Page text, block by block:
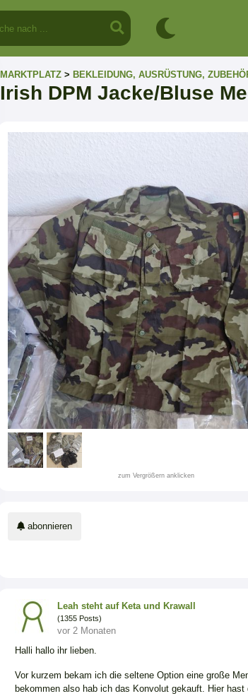
MARKTPLATZ > BEKLEIDUNG, AUSRÜSTUNG,
Irish DPM Jacke/Bluse
zum Vergrößern anklicken
abonnieren
Leah steht auf Keta und Krawall
(1355 Posts)
vor 2 Monaten
Halli hallo ihr lieben.
Vor kurzem bekam ich die seltene Option eine große
bekommen also hab ich das Konvolut gekauft. Hier